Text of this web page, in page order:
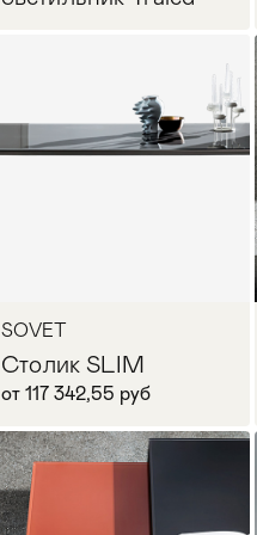
Запросить цену
SOVET
Столик SLIM
от 117 342,55 руб